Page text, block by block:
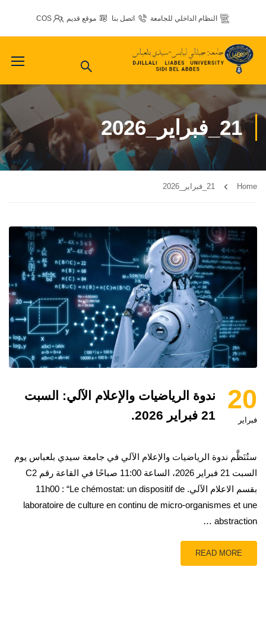
النظام الداخلي للجامعة اتصل بنا موقع قديم COS
21_فبراير_2026
Home 21_فبراير_2026
20
فبراير
ندوة الرياضيات والإعلام الآلي: السبت
21 فبراير 2026.
ستُنَظَّم ندوة الرياضيات والإعلام الآلي في جامعة سيدي بلعباس يوم
السبت 21 فبراير 2026، الساعة 11:00 صباحًا في القاعة رقم C2
بقسم الاعلام الآلي. 11h00 : “Le chémostat: un dispositif de
laboratoire de culture en continu de micro-organismes et une
abstraction …
READ MORE